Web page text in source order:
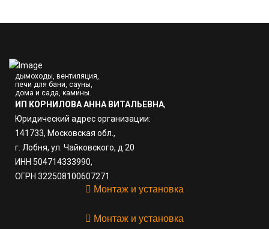
дымоходы, вентиляция,
печи для бани, сауны,
дома и сада, камины.
ИП КОРНИЛОВА АННА ВИТАЛЬЕВНА,
Юридический адрес организации:
141733, Московская обл.,
г. Лобня, ул. Чайковского, д 20
ИНН 504714333990,
ОГРН 322508100607271
Монтаж и установка
Монтаж и установка